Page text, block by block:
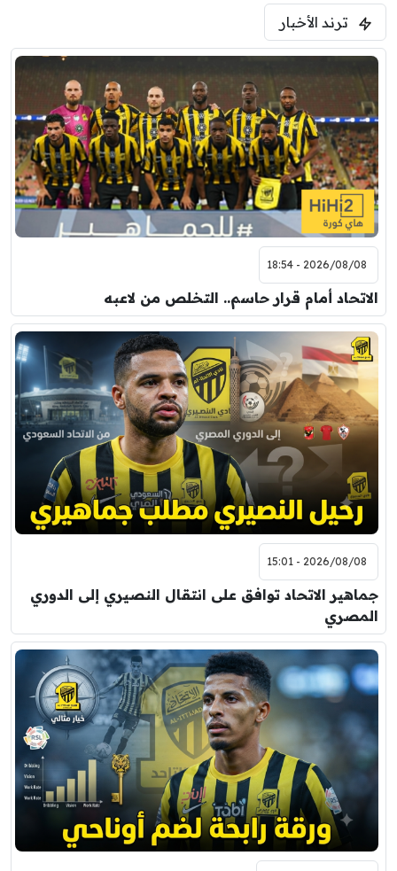
ليفربول
ترند الأخبار
2026/08/08 - 18:54
الاتحاد أمام قرار حاسم.. التخلص من لاعبه
2026/08/08 - 15:01
جماهير الاتحاد توافق على انتقال النصيري إلى الدوري
المصري